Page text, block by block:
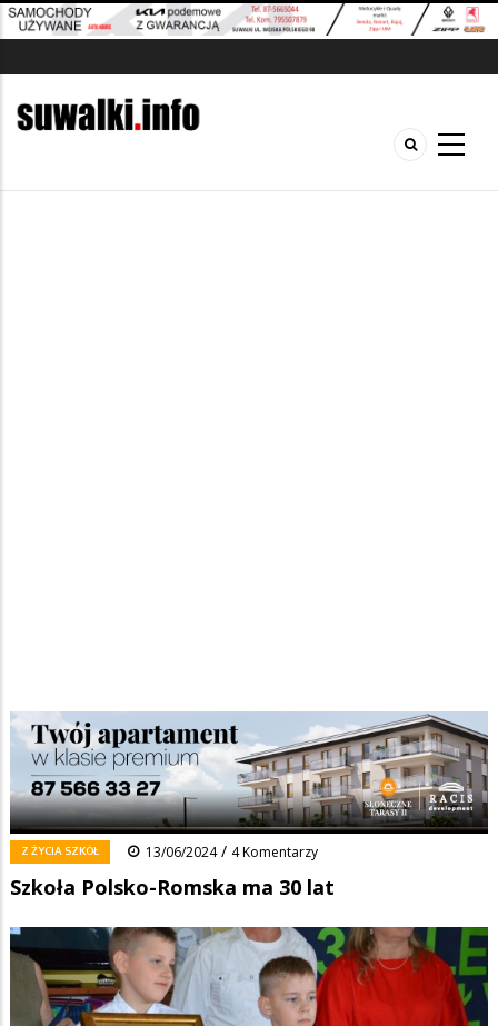
Ścieżka
nawigacyjna
Strona główna/Wiadomości/Z życia szkół/
Szkoła Polsko-Romska ma 30 lat
FacebookPinterestTumblr
0 Reddit Share
Z ŻYCIA SZKÓŁ 13/06/2024/ 4 Komentarzy
Szkoła Polsko-Romska ma 30 lat